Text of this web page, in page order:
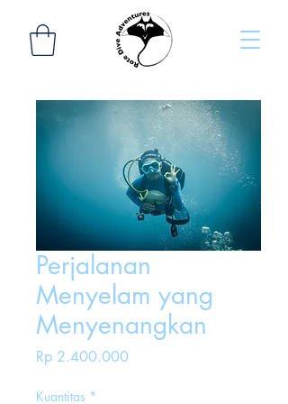
Perjalanan
Menyelam yang
Menyenangkan
Rp 2.400.000
Kuantitas *